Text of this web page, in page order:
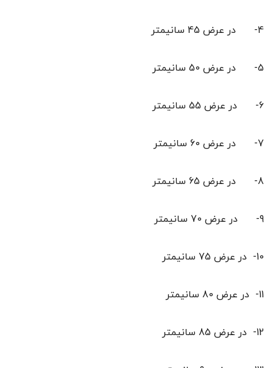
4- در عرض 45 سانیمتر
5- در عرض 50 سانیمتر
6- در عرض 55 سانیمتر
7- در عرض 60 سانیمتر
8- در عرض 65 سانیمتر
9- در عرض 70 سانیمتر
10- در عرض 75 سانیمتر
11- در عرض 80 سانیمتر
12- در عرض 85 سانیمتر